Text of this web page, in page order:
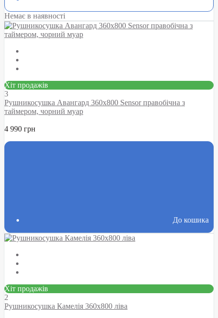
Немає в наявності
Хіт продажів
3
Рушникосушка Авангард 360х800 Sensor правобічна з
таймером, чорний муар
4 990 грн
До кошика
Хіт продажів
2
Рушникосушка Камелія 360х800 ліва